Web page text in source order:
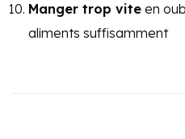
Manger trop vite en
aliments suffisamment